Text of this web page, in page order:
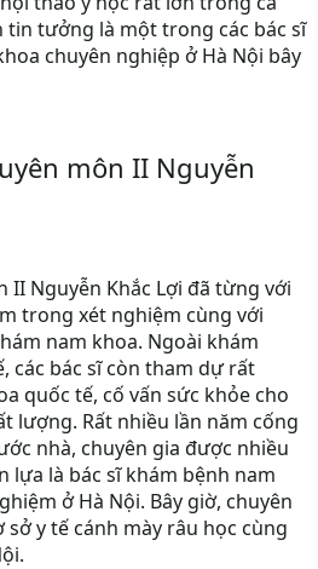
tưởng là một trong các bác sĩ
chuyên nghiệp ở Hà Nội bây
môn II Nguyễn
II Nguyễn Khắc Lợi đã từng với
trong xét nghiệm cùng với
nam khoa. Ngoài khám
các bác sĩ còn tham dự rất
quốc tế, cố vấn sức khỏe cho
lượng. Rất nhiều lần năm cống
nhà, chuyên gia được nhiều
lựa là bác sĩ khám bệnh nam
ở Hà Nội. Bây giờ, chuyên
sở y tế cánh mày râu học cùng